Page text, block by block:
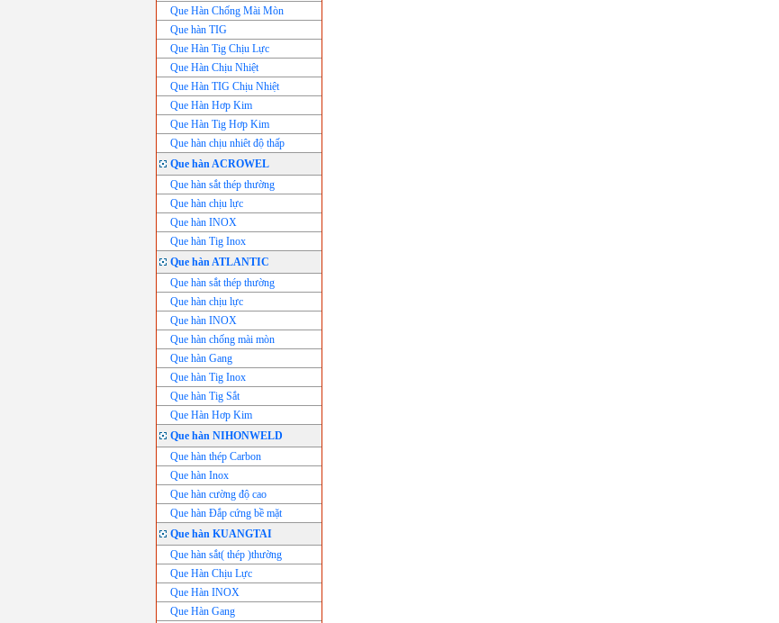
Que Hàn Chống Mài Mòn
Que hàn TIG
Que Hàn Tig Chịu Lực
Que Hàn Chịu Nhiệt
Que Hàn TIG Chịu Nhiệt
Que Hàn Hơp Kim
Que Hàn Tig Hơp Kim
Que hàn chịu nhiêt độ thấp
Que hàn ACROWEL
Que hàn sắt thép thường
Que hàn chịu lực
Que hàn INOX
Que hàn Tig Inox
Que hàn ATLANTIC
Que hàn sắt thép thường
Que hàn chịu lực
Que hàn INOX
Que hàn chống mài mòn
Que hàn Gang
Que hàn Tig Inox
Que hàn Tig Sắt
Que Hàn Hơp Kim
Que hàn NIHONWELD
Que hàn thép Carbon
Que hàn Inox
Que hàn cường độ cao
Que hàn Đắp cứng bề mặt
Que hàn KUANGTAI
Que hàn sắt( thép )thường
Que Hàn Chịu Lực
Que Hàn INOX
Que Hàn Gang